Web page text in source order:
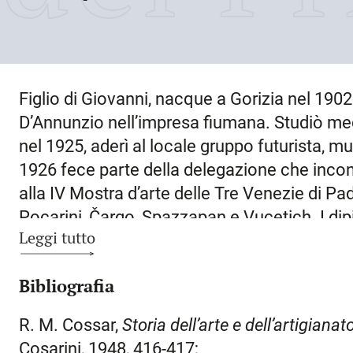
Figlio di Giovanni, nacque a Gorizia nel 1902
D’Annunzio nell’impresa fiumana. Studiò
nel 1925, aderì al locale gruppo futurista,
1926 fece parte della delegazione che
alla IV Mostra d’arte delle Tre Venezie di
Pocarini, Čargo, Spazzapan e Vucetich. I
osservazione di Depero, dei suoi colori e
d’animo(Gorizia, Musei Provinciali). A
quale C. realizzò la sintetica xilografia
Leggi tutto
Bibliografia
R. M. Cossar, Storia dell’arte e
Cosarini, 1948, 416-417;